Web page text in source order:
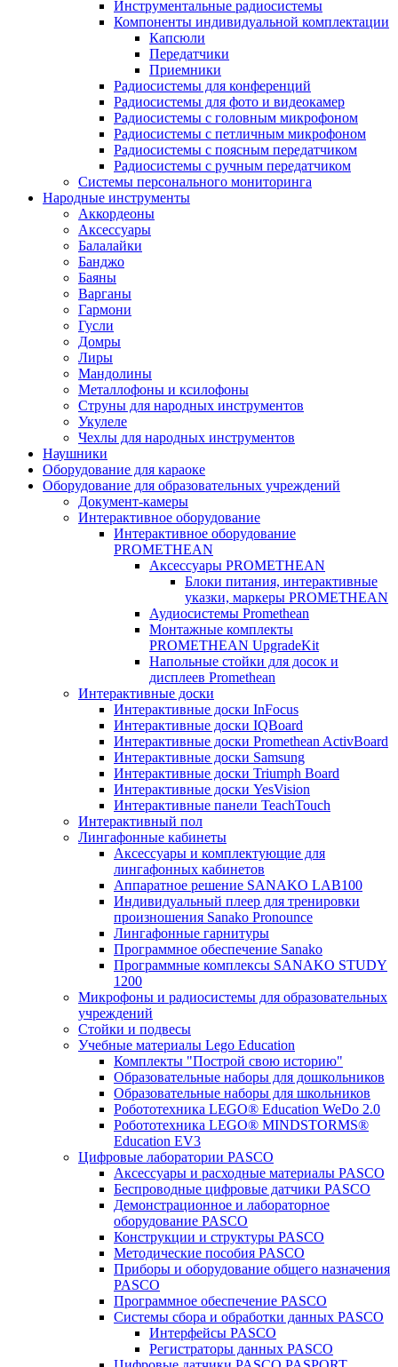
Инструментальные радиосистемы
Компоненты индивидуальной комплектации
Капсюли
Передатчики
Приемники
Радиосистемы для конференций
Радиосистемы для фото и видеокамер
Радиосистемы с головным микрофоном
Радиосистемы с петличным микрофоном
Радиосистемы с поясным передатчиком
Радиосистемы с ручным передатчиком
Системы персонального мониторинга
Народные инструменты
Аккордеоны
Аксессуары
Балалайки
Банджо
Баяны
Варганы
Гармони
Гусли
Домры
Лиры
Мандолины
Металлофоны и ксилофоны
Струны для народных инструментов
Укулеле
Чехлы для народных инструментов
Наушники
Оборудование для караоке
Оборудование для образовательных учреждений
Документ-камеры
Интерактивное оборудование
Интерактивное оборудование
PROMETHEAN
Аксессуары PROMETHEAN
Блоки питания, интерактивные
указки, маркеры PROMETHEAN
Аудиосистемы Promethean
Монтажные комплекты
PROMETHEAN UpgradeKit
Напольные стойки для досок и
дисплеев Promethean
Интерактивные доски
Интерактивные доски InFocus
Интерактивные доски IQBoard
Интерактивные доски Promethean ActivBoard
Интерактивные доски Samsung
Интерактивные доски Triumph Board
Интерактивные доски YesVision
Интерактивные панели TeachTouch
Интерактивный пол
Лингафонные кабинеты
Аксессуары и комплектующие для
лингафонных кабинетов
Аппаратное решение SANAKO LAB100
Индивидуальный плеер для тренировки
произношения Sanako Pronounce
Лингафонные гарнитуры
Программное обеспечение Sanako
Программные комплексы SANAKO STUDY
1200
Микрофоны и радиосистемы для образовательных
учреждений
Стойки и подвесы
Учебные материалы Lego Education
Комплекты "Построй свою историю"
Образовательные наборы для дошкольников
Образовательные наборы для школьников
Робототехника LEGO® Education WeDo 2.0
Робототехника LEGO® MINDSTORMS®
Education EV3
Цифровые лаборатории PASCO
Аксессуары и расходные материалы PASCO
Беспроводные цифровые датчики PASCO
Демонстрационное и лабораторное
оборудование PASCO
Конструкции и структуры PASCO
Методические пособия PASCO
Приборы и оборудование общего назначения
PASCO
Программное обеспечение PASCO
Системы сбора и обработки данных PASCO
Интерфейсы PASCO
Регистраторы данных PASCO